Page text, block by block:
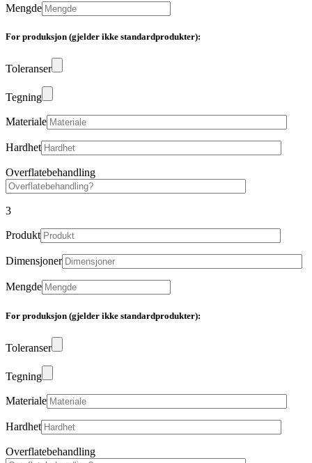
Mengde
For produksjon (gjelder ikke standardprodukter):
Toleranser
Tegning
Materiale
Hardhet
Overflatebehandling
3
Produkt
Dimensjoner
Mengde
For produksjon (gjelder ikke standardprodukter):
Toleranser
Tegning
Materiale
Hardhet
Overflatebehandling